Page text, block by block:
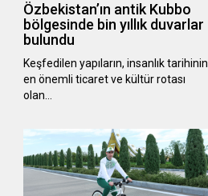
Özbekistan’ın antik Kubbo
bölgesinde bin yıllık duvarlar
bulundu
Keşfedilen yapıların, insanlık tarihinin
en önemli ticaret ve kültür rotası
olan…